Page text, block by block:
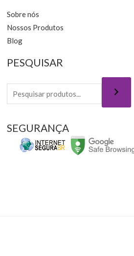
Sobre nós
Nossos Produtos
Blog
PESQUISAR
SEGURANÇA